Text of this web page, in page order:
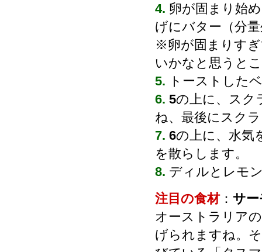
4. 卵が固まり始
げにバター（分
※卵が固まりす
いかなと思うと
5. トーストした
6. 5の上に、スク
ね、最後にスク
7. 6の上に、水気
を散らします。
8. ディルとレモ
注目の食材： サ
オーストラリア
げられますね。